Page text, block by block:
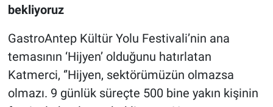
bekliyoruz
GastroAntep Kültür Yolu Festivali’nin ana
temasının ‘Hijyen’ olduğunu hatırlatan
Katmerci, ‘’Hijyen, sektörümüzün olmazsa
olmazı. 9 günlük süreçte 500 bine yakın kişinin